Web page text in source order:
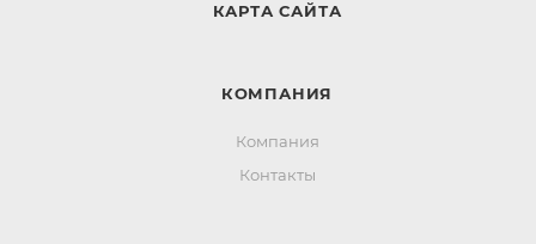
КАРТА САЙТА
КОМПАНИЯ
Компания
Контакты